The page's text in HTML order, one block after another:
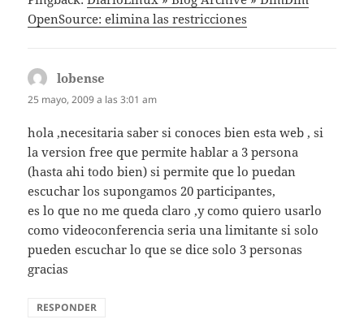
OpenSource: elimina las restricciones
lobense
25 mayo, 2009 a las 3:01 am
hola ,necesitaria saber si conoces bien esta web , si
la version free que permite hablar a 3 persona
(hasta ahi todo bien) si permite que lo puedan
escuchar los supongamos 20 participantes,
es lo que no me queda claro ,y como quiero usarlo
como videoconferencia seria una limitante si solo
pueden escuchar lo que se dice solo 3 personas
gracias
RESPONDER